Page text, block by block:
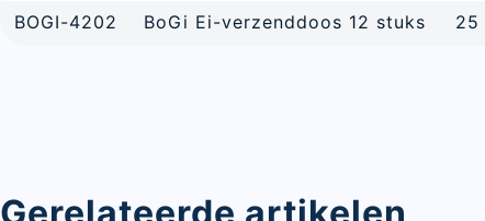
BOGI-4202
BoGi Ei-verzenddoos 12 stuks 25